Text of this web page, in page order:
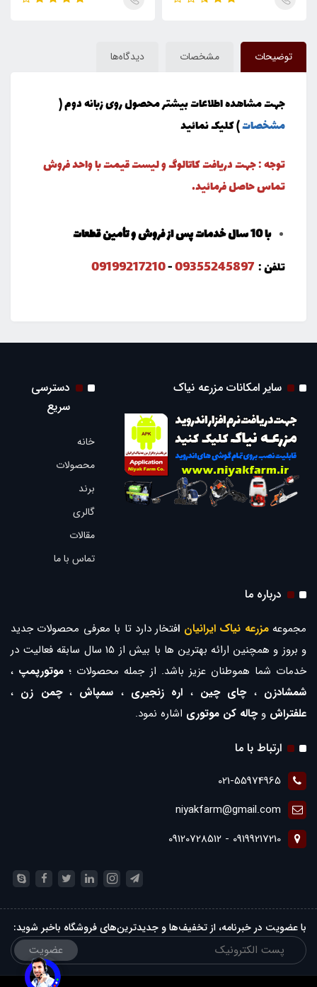
توضیحات مشخصات دیدگاه‌ها
جهت مشاهده اطلاعات بیشتر محصول روی زبانه دوم (
مشخصات) کلیک نمائید
توجه : جهت دریافت کاتالوگ و لیست قیمت با واحد فروش
تماس حاصل فرمائید.
با 10 سال خدمات پس از فروش و تأمین قطعات
تلفن : 09355245897
-
09199217210
سایر امکانات مزرعه نیاک
دسترسی
سریع
خانه
محصولات
برند
گالری
مقالات
تماس با ما
درباره ما
مجموعهمزرعه نیاک ایرانیان افتخار دارد تا با معرفی محصولات جدید
و بروز و همچنین ارائه بهترین ها با بیش از 15 سال سابقه فعالیت در
خدمات شما هموطنان عزیز باشد. از جمله محصولات ؛ موتورپمپ ،
شمشادزن ،چای چین ، اره زنجیری ، سمپاش ،چمن زن ،
علفتراش وچاله کن موتوری اشاره نمود.
ارتباط با ما
021-55974965
niyakfarm@gmail.com
09199217210 - 09120728512
با عضویت در خبرنامه، از تخفیف‌ها و جدیدترین‌های فروشگاه باخبر شوید:
عضویت